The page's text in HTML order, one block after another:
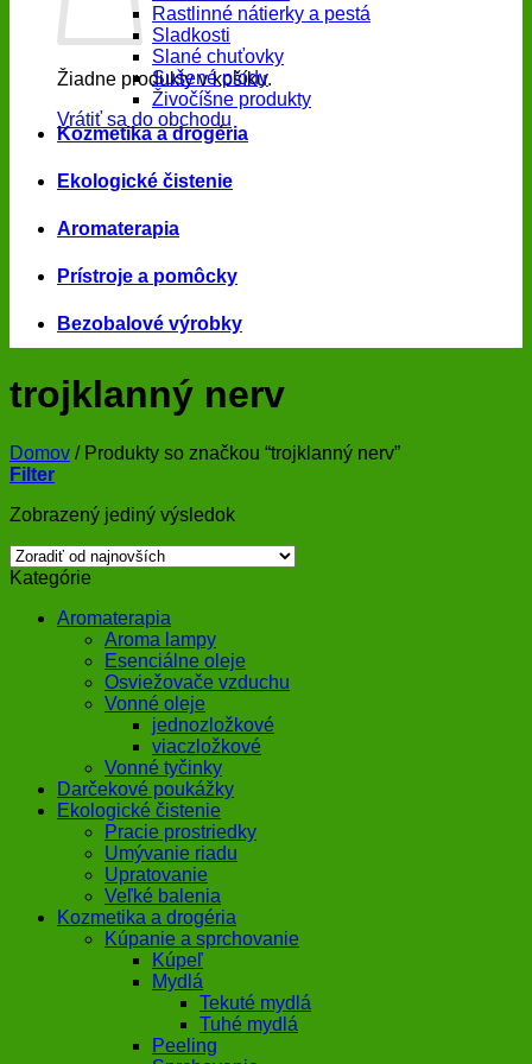
Žiadne produkty v košíku.
Vrátiť sa do obchodu
Rastlinné nátierky a pestá
Sladkosti
Slané chuťovky
Sušené plody
Živočíšne produkty
Kozmetika a drogéria
Ekologické čistenie
Aromaterapia
Prístroje a pomôcky
Bezobalové výrobky
trojklanný nerv
Domov /Produkty so značkou “trojklanný nerv”
Filter
Zobrazený jediný výsledok
Kategórie
Aromaterapia
Aroma lampy
Esenciálne oleje
Osviežovače vzduchu
Vonné oleje
jednozložkové
viaczložkové
Vonné tyčinky
Darčekové poukážky
Ekologické čistenie
Pracie prostriedky
Umývanie riadu
Upratovanie
Veľké balenia
Kozmetika a drogéria
Kúpanie a sprchovanie
Kúpeľ
Mydlá
Tekuté mydlá
Tuhé mydlá
Peeling